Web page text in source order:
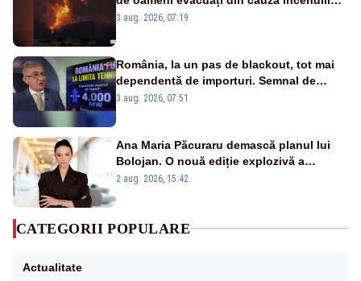
puternice de vegetație
3 aug. 2026, 07:19
România, la un pas de blackout, tot mai
dependentă de importuri. Semnal de
alarmă tras de un expert în energie
3 aug. 2026, 07:51
Ana Maria Păcuraru demască planul lui
Bolojan. O nouă ediție explozivă a
emisiunii „Miza Zilei” la Realitatea PLUS
2 aug. 2026, 15:42
CATEGORII POPULARE
Actualitate